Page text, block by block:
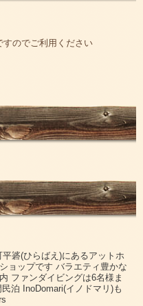
すのでご利用ください
碆(ひらばえ)にあるアットホ
ョップです バラエティ豊かな
ファンダイビングは6名様ま
泊 InoDomari(イノドマリ)も